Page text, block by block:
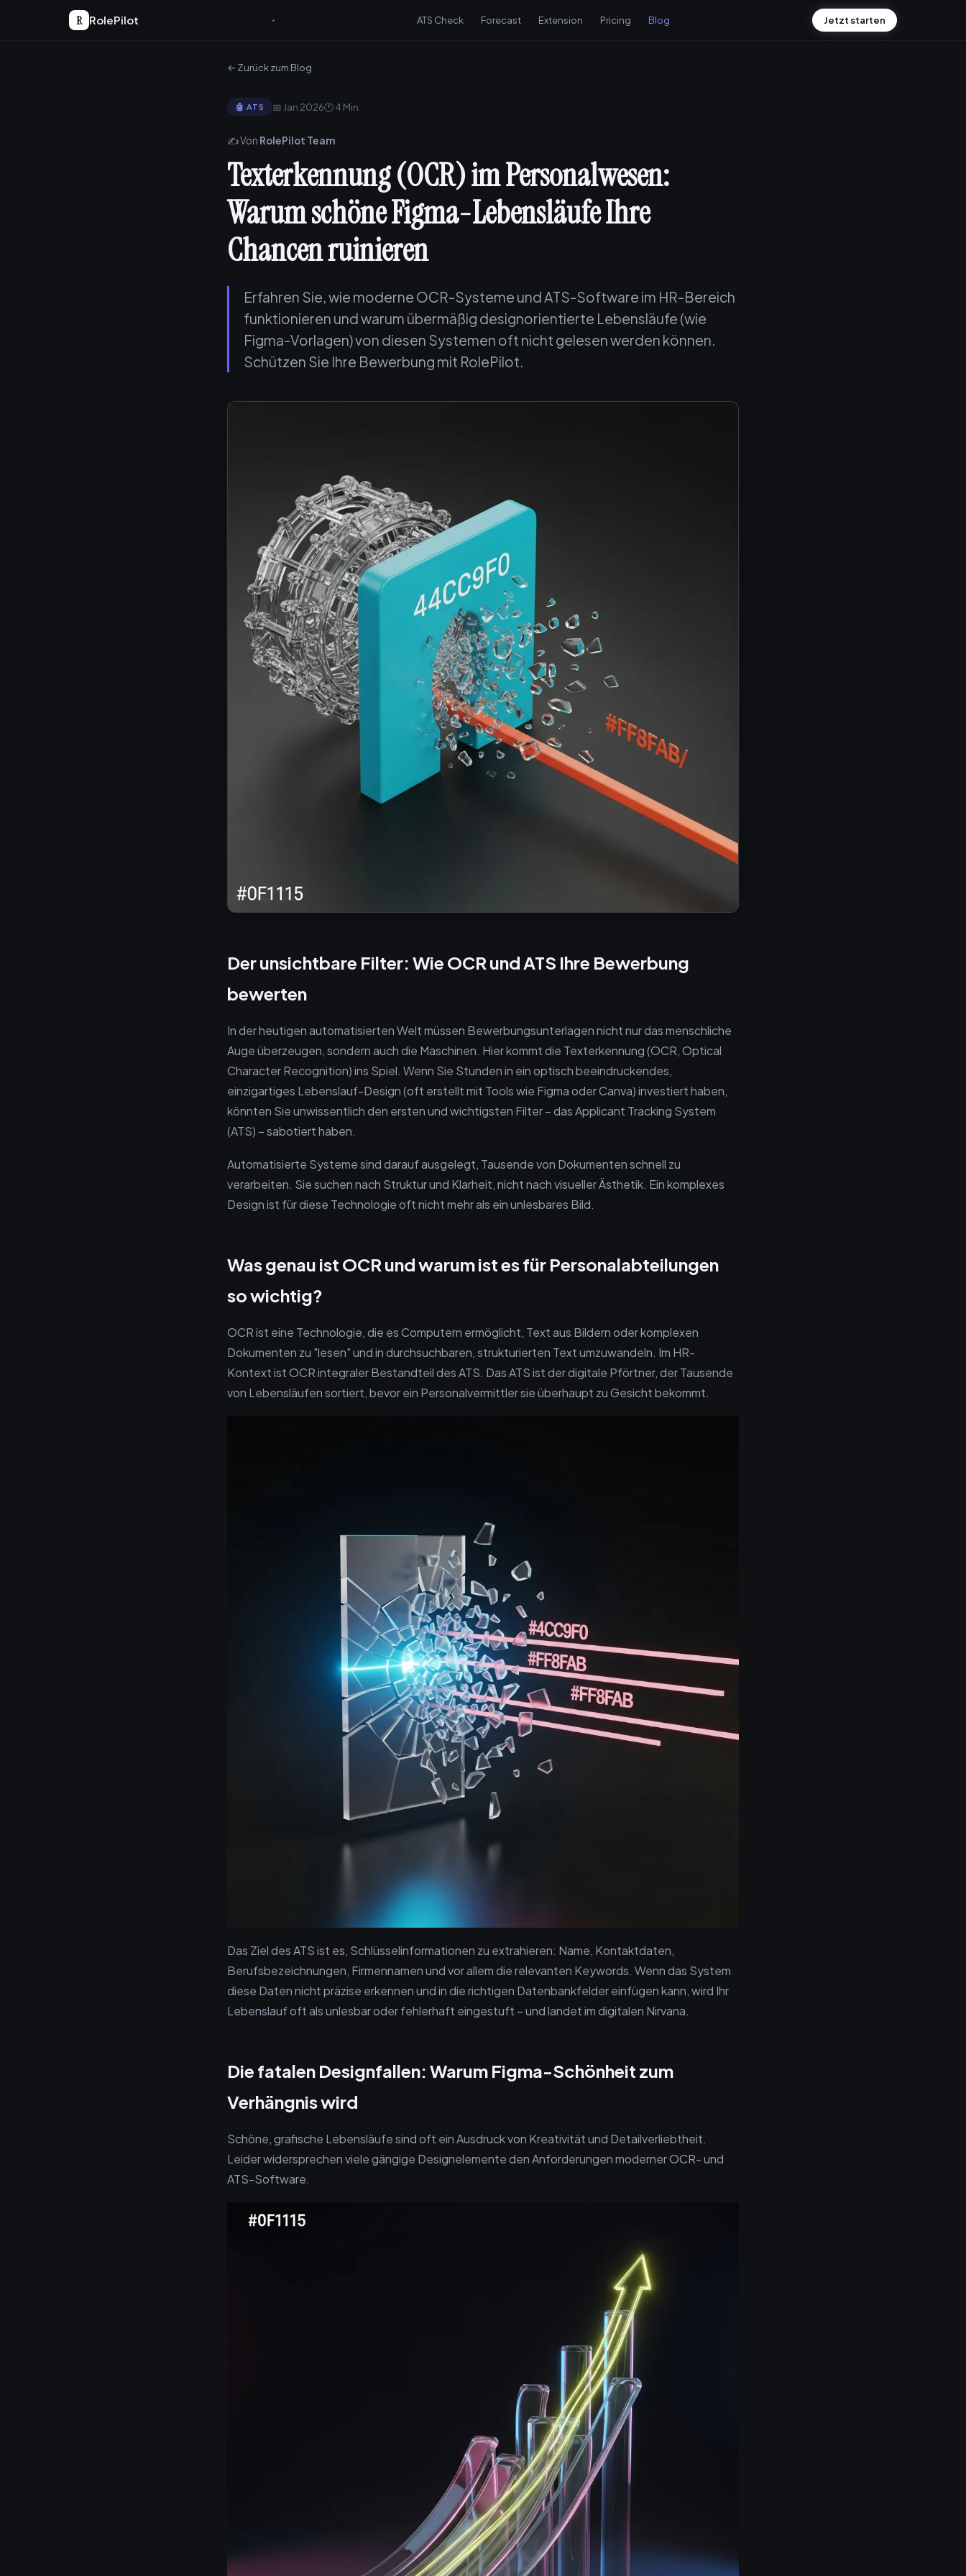
R RolePilot ATS Check Forecast Extension Pricing Blog Jetzt starten
← Zurück zum Blog
🤖 ATS 📅 Jan 2026🕐 4 Min.
✍️ Von RolePilot Team
Texterkennung (OCR) im Personalwesen:
Warum schöne Figma-Lebensläufe Ihre
Chancen ruinieren
Erfahren Sie, wie moderne OCR-Systeme und ATS-Software im HR-Bereich
funktionieren und warum übermäßig designorientierte Lebensläufe (wie
Figma-Vorlagen) von diesen Systemen oft nicht gelesen werden können.
Schützen Sie Ihre Bewerbung mit RolePilot.
Der unsichtbare Filter: Wie OCR und ATS Ihre Bewerbung
bewerten
In der heutigen automatisierten Welt müssen Bewerbungsunterlagen nicht nur das menschliche
Auge überzeugen, sondern auch die Maschinen. Hier kommt die Texterkennung (OCR, Optical
Character Recognition) ins Spiel. Wenn Sie Stunden in ein optisch beeindruckendes,
einzigartiges Lebenslauf-Design (oft erstellt mit Tools wie Figma oder Canva) investiert haben,
könnten Sie unwissentlich den ersten und wichtigsten Filter – das Applicant Tracking System
(ATS) – sabotiert haben.
Automatisierte Systeme sind darauf ausgelegt, Tausende von Dokumenten schnell zu
verarbeiten. Sie suchen nach Struktur und Klarheit, nicht nach visueller Ästhetik. Ein komplexes
Design ist für diese Technologie oft nicht mehr als ein unlesbares Bild.
Was genau ist OCR und warum ist es für Personalabteilungen
so wichtig?
OCR ist eine Technologie, die es Computern ermöglicht, Text aus Bildern oder komplexen
Dokumenten zu "lesen" und in durchsuchbaren, strukturierten Text umzuwandeln. Im HR-
Kontext ist OCR integraler Bestandteil des ATS. Das ATS ist der digitale Pförtner, der Tausende
von Lebensläufen sortiert, bevor ein Personalvermittler sie überhaupt zu Gesicht bekommt.
Das Ziel des ATS ist es, Schlüsselinformationen zu extrahieren: Name, Kontaktdaten,
Berufsbezeichnungen, Firmennamen und vor allem die relevanten Keywords. Wenn das System
diese Daten nicht präzise erkennen und in die richtigen Datenbankfelder einfügen kann, wird Ihr
Lebenslauf oft als unlesbar oder fehlerhaft eingestuft – und landet im digitalen Nirvana.
Die fatalen Designfallen: Warum Figma-Schönheit zum
Verhängnis wird
Schöne, grafische Lebensläufe sind oft ein Ausdruck von Kreativität und Detailverliebtheit.
Leider widersprechen viele gängige Designelemente den Anforderungen moderner OCR- und
ATS-Software.